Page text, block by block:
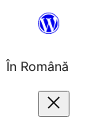
conținut
În Română